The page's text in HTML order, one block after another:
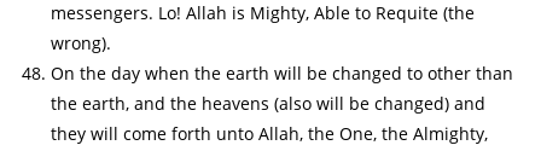
messengers. Lo! Allah is Mighty, Able to Requite (the
wrong).
On the day when the earth will be changed to other than
the earth, and the heavens (also will be changed) and
they will come forth unto Allah, the One, the Almighty,